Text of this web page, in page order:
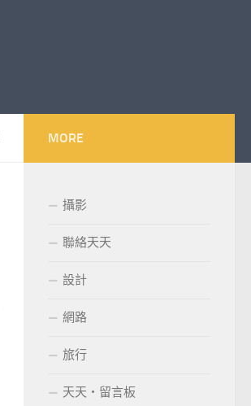
MORE
攝影
聯絡天天
設計
網路
旅行
天天‧留言板